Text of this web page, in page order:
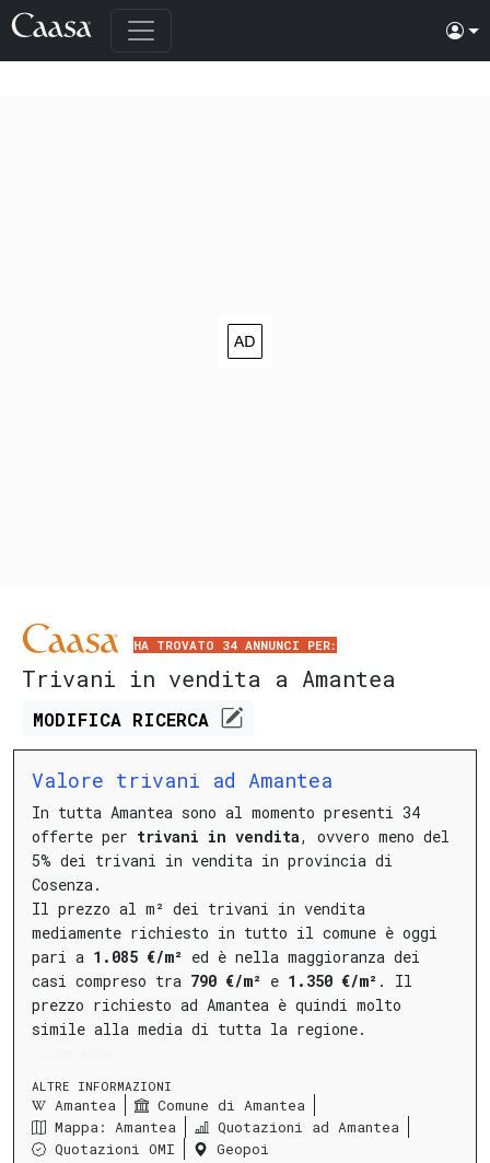
HA TROVATO 34 ANNUNCI PER:
Trivani in vendita a Amantea
MODIFICA RICERCA
Valore trivani ad Amantea
In tutta Amantea sono al momento presenti 34
offerte per trivani in vendita, ovvero meno del
5% dei trivani in vendita in provincia di
Cosenza.
Il prezzo al m² dei trivani in vendita
mediamente richiesto in tutto il comune è oggi
pari a 1.085 €/m² ed è nella maggioranza dei
casi compreso tra 790 €/m² e 1.350 €/m² . Il
prezzo richiesto ad Amantea è quindi molto
simile alla media di tutta la regione.
ALTRE INFORMAZIONI
Amantea
Comune di Amantea
Mappa: Amantea
Quotazioni ad Amantea
Quotazioni OMI
Geopoi